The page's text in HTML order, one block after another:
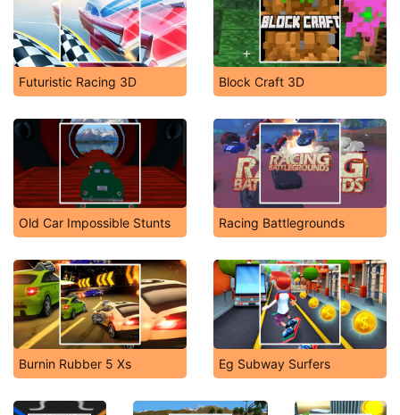
Futuristic Racing 3D Block Craft 3D
Old Car Impossible Stunts Racing Battlegrounds
Burnin Rubber 5 Xs Eg Subway Surfers